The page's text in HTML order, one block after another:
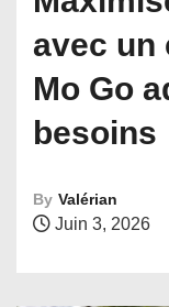
avec un
Mo Go
besoins
By Valérian
Juin 3, 2026